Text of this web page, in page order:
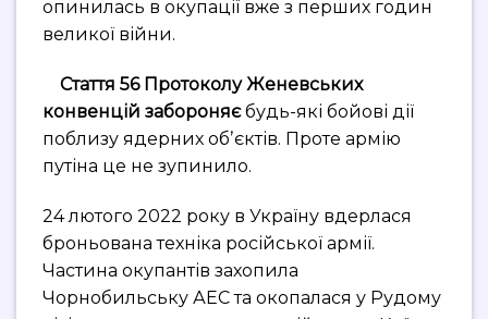
опинилась в окупації вже з перших годин
великої війни.
Стаття 56 Протоколу Женевських
конвенцій забороняєбудь-які бойові дії
поблизу ядерних обʼєктів. Проте армію
путіна це не зупинило.
24 лютого 2022 року в Україну вдерлася
броньована техніка російської армії.
Частина окупантів захопила
Чорнобильську АЕС та окопалася у Рудому